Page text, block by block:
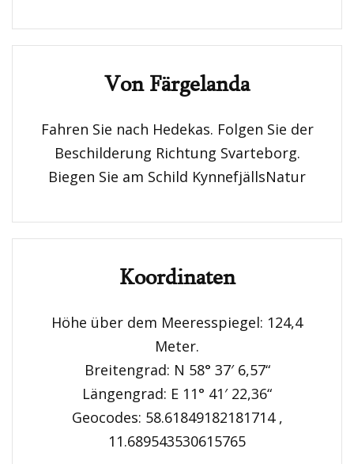
Von Färgelanda
Fahren Sie nach Hedekas. Folgen Sie der
Beschilderung Richtung Svarteborg.
Biegen Sie am Schild KynnefjällsNatur
Koordinaten
Höhe über dem Meeresspiegel: 124,4
Meter.
Breitengrad: N 58° 37′ 6,57“
Längengrad: E 11° 41′ 22,36“
Geocodes: 58.61849182181714 ,
11.689543530615765